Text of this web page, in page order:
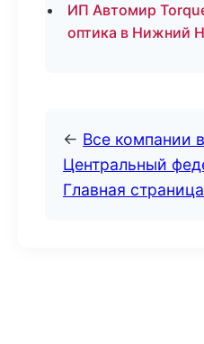
ИП Автомир
оптика в Нижний
← Все компании
Центральный
Главная страница